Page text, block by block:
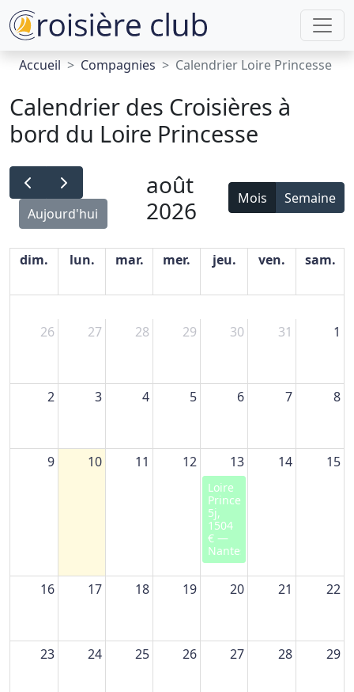
Accueil Compagnies Calendrier Loire Princesse
Calendrier des Croisières à
bord du Loire Princesse
Aujourd'hui
août
2026
Mois Semaine
dim. lun. mar. mer. jeu. ven. sam.
26 27 28 29 30 31 1
2 3 4 5 6 7 8
9 10 11 12 13
Loire
Princesse,
5j,
1504
€ —
Nantes
14 15
16 17 18 19 20 21 22
23 24 25 26 27 28 29